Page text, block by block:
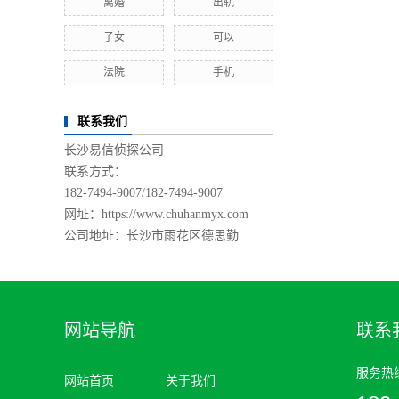
离婚 出轨
子女 可以
法院 手机
联系我们
长沙易信侦探公司
联系方式：
182-7494-9007/182-7494-9007
网址：https://www.chuhanmyx.com
公司地址：长沙市雨花区德思勤
网站导航
网站首页 关于我们
联系
服务热